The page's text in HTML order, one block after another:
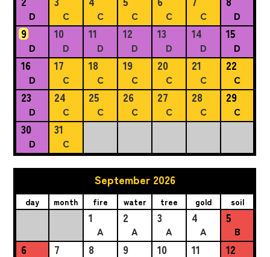
D C C C C C D
9
D
10
D
11
D
12
D
13
D
14
D
15
D
16
D
17
C
18
C
19
C
20
C
21
C
22
C
23
D
24
C
25
C
26
C
27
C
28
C
29
C
30
D
31
C
September 2026
day month fire water tree gold soil
1
A
2
A
3
A
4
A
5
B
6 7 8 9 10 11 12